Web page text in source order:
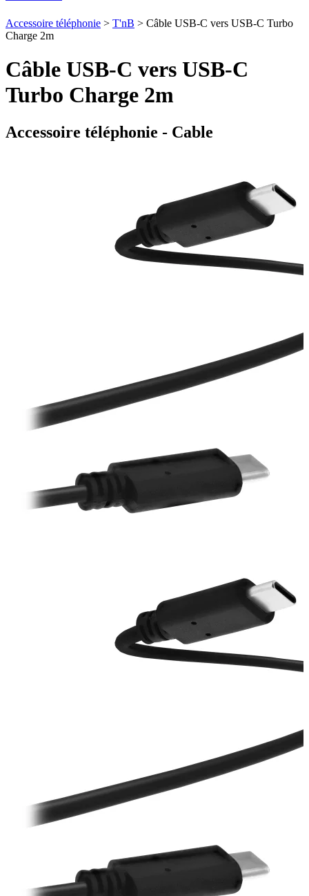
Accessoire téléphonie > T'nB > Câble USB-C vers USB-C Turbo
Charge 2m
Câble USB-C vers USB-C
Turbo Charge 2m
Accessoire téléphonie - Cable